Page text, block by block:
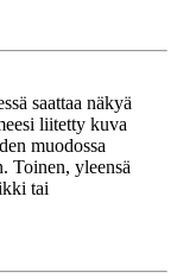
saattaa näkyä
liitetty kuva
muodossa
Toinen, yleensä
tai